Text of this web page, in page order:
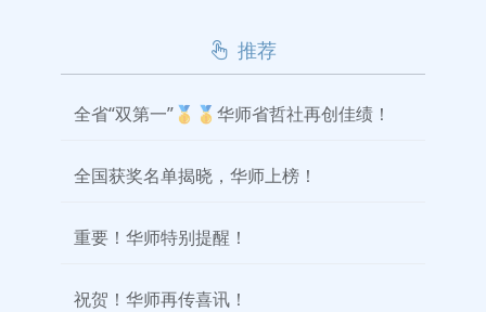
推荐
全省“双第一”🥇🥇华师省哲社再创佳绩！
全国获奖名单揭晓，华师上榜！
重要！华师特别提醒！
祝贺！华师再传喜讯！